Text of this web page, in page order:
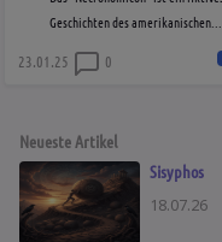
Geschichten des amerikanischen...
23.01.25 0
Neueste Artikel
Sisyphos
18.07.26